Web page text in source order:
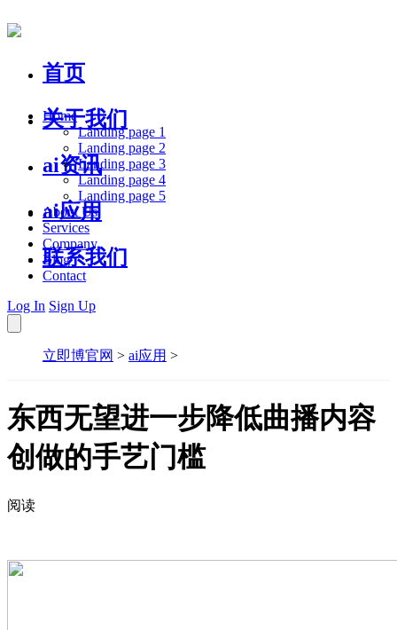
首页
关于我们
ai资讯
ai应用
联系我们
Home
Landing page 1
Landing page 2
Landing page 3
Landing page 4
Landing page 5
About Us
Services
Company
Blog
Contact
Log In Sign Up
立即博官网 > ai应用 >
东西无望进一步降低曲播内容
创做的手艺门槛
阅读